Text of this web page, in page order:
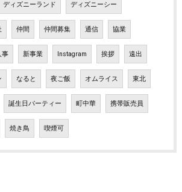
ディズニーランド ディズニーシー
仲間 仲間募集 通信 協業
事 新事業 Instagram 挨拶 遠出
なると 夜ご飯 オムライス 東北
誕生日パーティー 町中華 携帯販売員
焼き鳥 喫煙可